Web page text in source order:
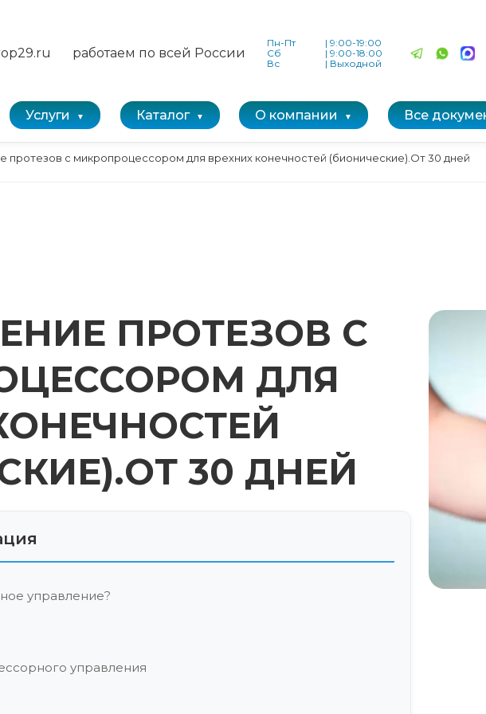
работаем по всей России
Пн-Пт | 9:00-19:00
Сб
| 9:00-18:00
Вс
| Выходной
Услуги Каталог О компании Все
протезов с микропроцессором для врехних конечностей (бионические).От 30 дней
ПРОТЕЗОВ С
ДЛЯ
30 ДНЕЙ
управление?
управления